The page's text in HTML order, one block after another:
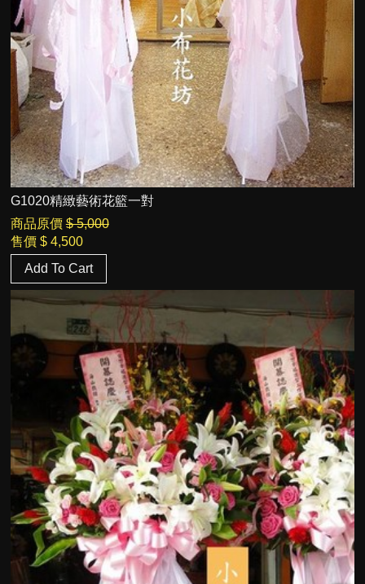
G1020精緻藝術花籃一對
商品原價 $ 5,000
售價 $ 4,500
Add To Cart